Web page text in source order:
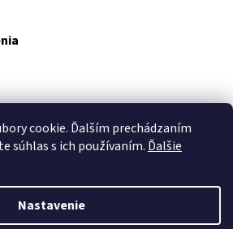
cookie. Ďalším prechádzaním
súhlas s ich používaním. Ďalšie
Nastavenie